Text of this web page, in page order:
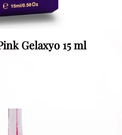
Gelaxyo 15 ml